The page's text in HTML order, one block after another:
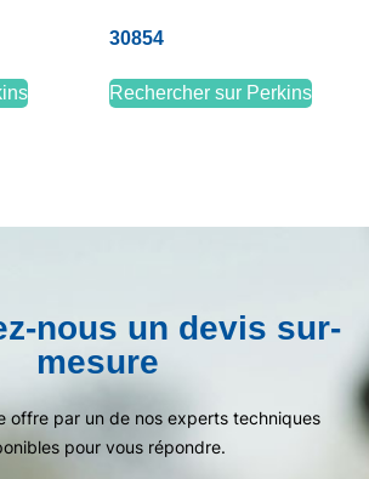
30854
Rechercher sur Perkins
nous un devis sur-
mesure
offre par un de nos experts techniques
pour vous répondre.